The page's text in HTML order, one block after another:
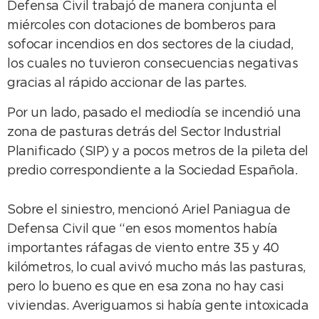
Defensa Civil trabajó de manera conjunta el
miércoles con dotaciones de bomberos para
sofocar incendios en dos sectores de la ciudad,
los cuales no tuvieron consecuencias negativas
gracias al rápido accionar de las partes.
Por un lado, pasado el mediodía se incendió una
zona de pasturas detrás del Sector Industrial
Planificado (SIP) y a pocos metros de la pileta del
predio correspondiente a la Sociedad Española.
Sobre el siniestro, mencionó Ariel Paniagua de
Defensa Civil que “en esos momentos había
importantes ráfagas de viento entre 35 y 40
kilómetros, lo cual avivó mucho más las pasturas,
pero lo bueno es que en esa zona no hay casi
viviendas. Averiguamos si había gente intoxicada